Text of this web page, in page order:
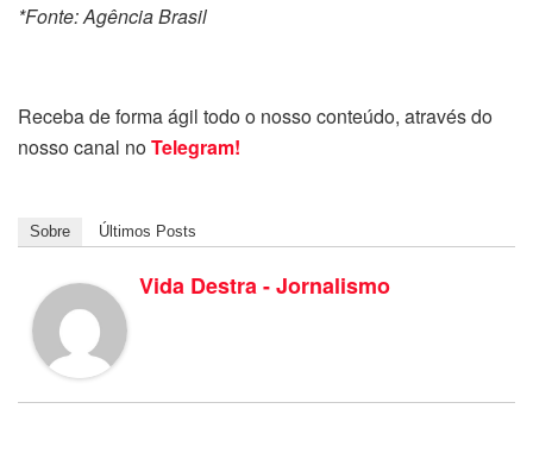
*Fonte: Agência Brasil
Receba de forma ágil todo o nosso conteúdo, através do
nosso canal noTelegram!
Sobre Últimos Posts
Vida Destra - Jornalismo